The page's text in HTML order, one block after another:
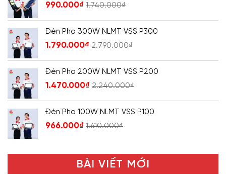
990.000₫ 1.740.000₫
Đèn Pha 300W NLMT VSS P300
1.790.000₫ 2.790.000₫
Đèn Pha 200W NLMT VSS P200
1.470.000₫ 2.240.000₫
Đèn Pha 100W NLMT VSS P100
966.000₫ 1.610.000₫
BÀI VIẾT MỚI